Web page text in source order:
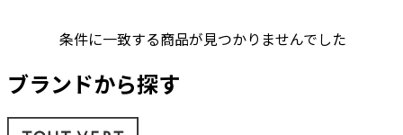
条件に一致する商品が見つかりませんでした
ブランドから探す